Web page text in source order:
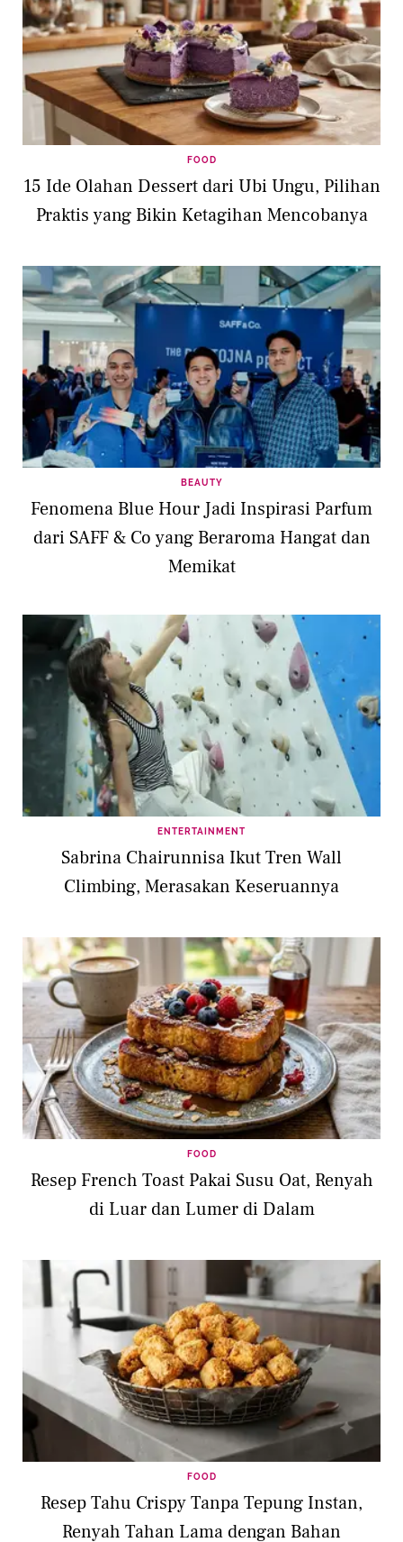
FOOD
15 Ide Olahan Dessert dari Ubi Ungu, Pilihan
Praktis yang Bikin Ketagihan Mencobanya
BEAUTY
Fenomena Blue Hour Jadi Inspirasi Parfum
dari SAFF & Co yang Beraroma Hangat dan
Memikat
ENTERTAINMENT
Sabrina Chairunnisa Ikut Tren Wall
Climbing, Merasakan Keseruannya
FOOD
Resep French Toast Pakai Susu Oat, Renyah
di Luar dan Lumer di Dalam
FOOD
Resep Tahu Crispy Tanpa Tepung Instan,
Renyah Tahan Lama dengan Bahan